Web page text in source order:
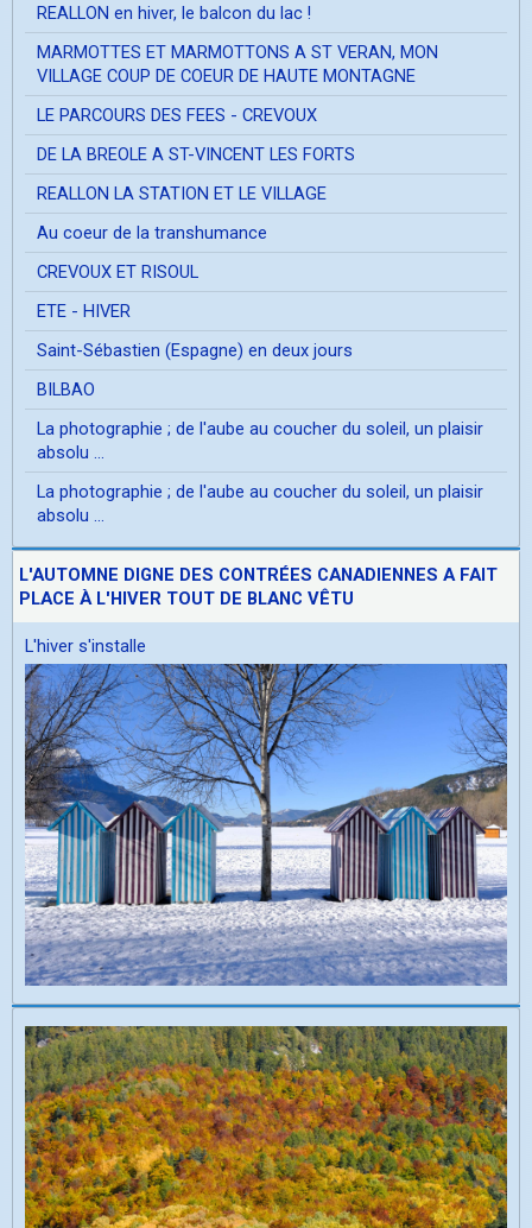
REALLON en hiver, le balcon du lac !
MARMOTTES ET MARMOTTONS A ST VERAN, MON
VILLAGE COUP DE COEUR DE HAUTE MONTAGNE
LE PARCOURS DES FEES - CREVOUX
DE LA BREOLE A ST-VINCENT LES FORTS
REALLON LA STATION ET LE VILLAGE
Au coeur de la transhumance
CREVOUX ET RISOUL
ETE - HIVER
Saint-Sébastien (Espagne) en deux jours
BILBAO
La photographie ; de l'aube au coucher du soleil, un plaisir
absolu ...
La photographie ; de l'aube au coucher du soleil, un plaisir
absolu ...
L'AUTOMNE DIGNE DES CONTRÉES CANADIENNES A FAIT
PLACE À L'HIVER TOUT DE BLANC VÊTU
L'hiver s'installe